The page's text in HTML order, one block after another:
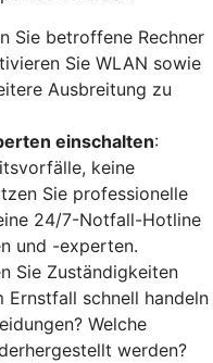
Sie betroffene Rechner
Sie WLAN sowie
Ausbreitung zu
einschalten:
keine
Sie professionelle
24/7-Notfall-Hotline
und -experten.
Sie Zuständigkeiten
schnell handeln
Welche
werden?